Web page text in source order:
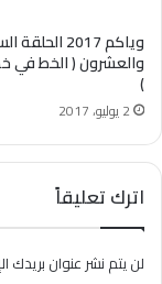
وياكم 2017
والعشرون ( الخط في
)
2 يوليو، 2017
اترك تعليقاً
لن يتم نشر عنوان بريدك